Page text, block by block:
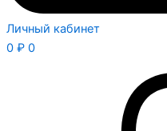
Личный кабинет
0 ₽ 0